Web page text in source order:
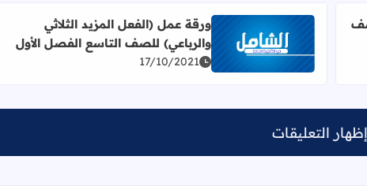
التاسع الفصل الأولاقرأ المزيد عن ورقة عمل (الفعل المزيد الثلاثي
ورقة عمل (الفعل المزيد الثلاثي
والرباعي) للصف التاسع الفصل الأول
17/10/2021
إظهار التعليقات